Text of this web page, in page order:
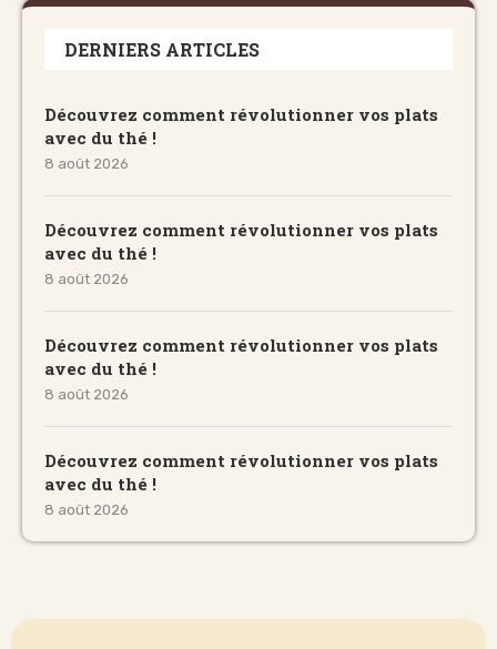
DERNIERS ARTICLES
Découvrez comment révolutionner vos plats
avec du thé !
8 août 2026
Découvrez comment révolutionner vos plats
avec du thé !
8 août 2026
Découvrez comment révolutionner vos plats
avec du thé !
8 août 2026
Découvrez comment révolutionner vos plats
avec du thé !
8 août 2026